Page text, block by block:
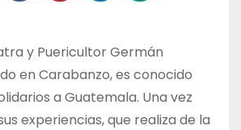
y Puericultor Germán
en Carabanzo, es conocido
a Guatemala. Una vez
experiencias, que realiza de la